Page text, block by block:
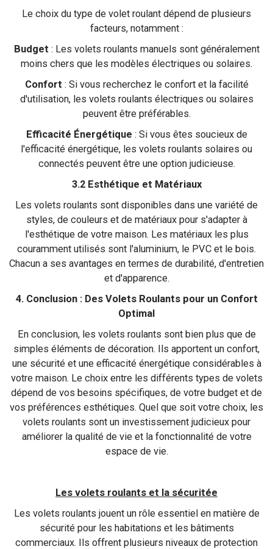
Le choix du type de volet roulant dépend de plusieurs
facteurs, notamment :
Budget : Les volets roulants manuels sont généralement
moins chers que les modèles électriques ou solaires.
Confort : Si vous recherchez le confort et la facilité
d'utilisation, les volets roulants électriques ou solaires
peuvent être préférables.
Efficacité Énergétique : Si vous êtes soucieux de
l'efficacité énergétique, les volets roulants solaires ou
connectés peuvent être une option judicieuse.
3.2 Esthétique et Matériaux
Les volets roulants sont disponibles dans une variété de
styles, de couleurs et de matériaux pour s'adapter à
l'esthétique de votre maison. Les matériaux les plus
couramment utilisés sont l'aluminium, le PVC et le bois.
Chacun a ses avantages en termes de durabilité, d'entretien
et d'apparence.
4. Conclusion : Des Volets Roulants pour un Confort
Optimal
En conclusion, les volets roulants sont bien plus que de
simples éléments de décoration. Ils apportent un confort,
une sécurité et une efficacité énergétique considérables à
votre maison. Le choix entre les différents types de volets
dépend de vos besoins spécifiques, de votre budget et de
vos préférences esthétiques. Quel que soit votre choix, les
volets roulants sont un investissement judicieux pour
améliorer la qualité de vie et la fonctionnalité de votre
espace de vie.
Les volets roulants et la sécuritée
Les volets roulants jouent un rôle essentiel en matière de
sécurité pour les habitations et les bâtiments
commerciaux. Ils offrent plusieurs niveaux de protection